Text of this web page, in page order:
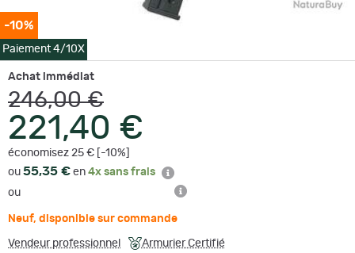
-10%
Paiement 4/10X
Achat immédiat
246,00 €
221,40 €
économisez 25 € [-10%]
ou 55,35 € en 4x sans frais
ou
Neuf, disponible sur commande
Vendeur professionnel Armurier Certifié